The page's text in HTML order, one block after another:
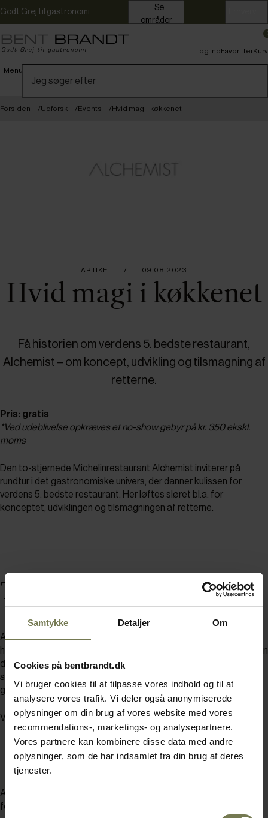
Samtykke Detaljer Om
Cookies på bentbrandt.dk
Vi bruger cookies til at tilpasse vores indhold og til at
analysere vores trafik. Vi deler også anonymiserede
oplysninger om din brug af vores website med vores
recommendations-, marketings- og analysepartnere.
Vores partnere kan kombinere disse data med andre
oplysninger, som de har indsamlet fra din brug af deres
tjenester.
Samtykkevalg
Godt Grej til gastronomi
områder
Menu
Log indFavoritterKurv
Forsiden Udforsk Events Hvid magi i køkkenet
ARTIKEL 09.08.2023
Hvid magi i køkkenet
Få historien om verdens 5. bedste restaurant,
Alchemist – om koncept, udvikling og tilsmagning af
retterne.
Pris: gratis
*Ved udeblivelse opkræves et no-show gebyr på kr. 350 ekskl.
moms
Den to-stjernede Michelinrestaurant Alchemist inviterer på
rundtur i det gastronomiske univers, der danner kulissen for
verdens 5. bedste restaurant. Her løftes sløret bl.a. for
konceptet, udviklingen og tilsmagningen af retterne.
Troldmandens værksted
Alchemist udfordrer dig til at tænke helhedsoplevelsen ind
hverdagen, for at give gæsten den bedste oplevelse. Der bliver en
dag med fokus på teknikker, smag og brugen af maskiner og en
snak om anretningsteknikker, æstetik og serveringsformer. Så
gør dig klar til at få rusket godt og grundigt op i vaner.
Vi glæder os til at se dig.
Af hensyn til forplejning, venligst oplys hvis du har nogen former
for allergener.